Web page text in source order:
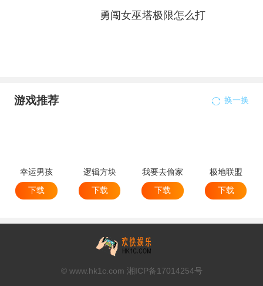
勇闯女巫塔极限怎么打
游戏推荐 换一换
幸运男孩
下载
逻辑方块
下载
我要去偷家
下载
极地联盟
下载
© www.hk1c.com 湘ICP备17014254号